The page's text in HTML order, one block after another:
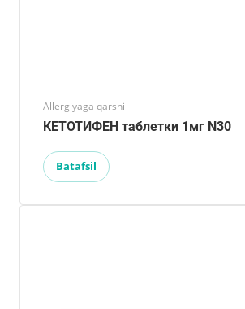
Allergiyaga qarshi
КЕТОТИФЕН таблетки 1мг N30
Batafsil